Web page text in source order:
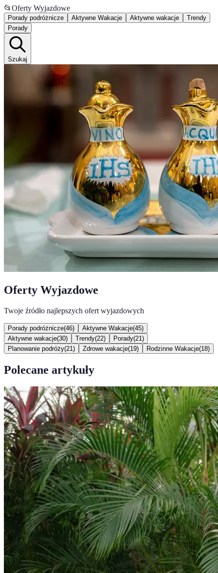
📂 Oferty Wyjazdowe
Porady podróżnicze Aktywne Wakacje Aktywne wakacje
Trendy
Porady
Szukaj
Oferty Wyjazdowe
Twoje źródło najlepszych ofert wyjazdowych
Porady podróżnicze(46) Aktywne Wakacje(45)
Aktywne wakacje(30) Trendy(22) Porady(21 )
Planowanie podróży(21 ) Zdrowe wakacje(19) Rodzinne Wakacje(18)
Polecane artykuły